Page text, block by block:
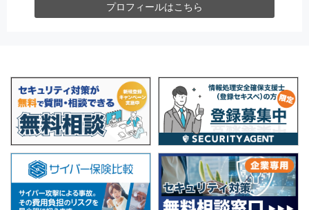
プロフィールはこちら